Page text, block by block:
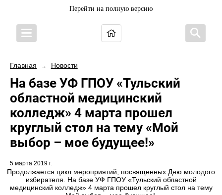
Перейти на полную версию
Главная → Новости
На базе УФ ГПОУ «Тульский
областной медицинский
колледж» 4 марта прошел
круглый стол на тему «Мой
выбор – мое будущее!»
5 марта 2019 г.
Продолжается цикл мероприятий, посвященных Дню молодого
избирателя. На базе УФ ГПОУ «Тульский областной
медицинский колледж» 4 марта прошел круглый стол на тему